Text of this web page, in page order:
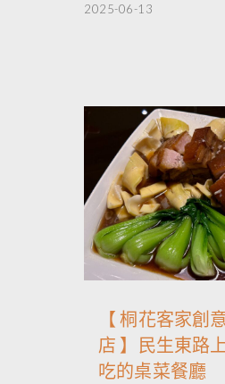
2025-06-13
【 桐花客家創
店 】民生東路
吃的桌菜餐廳